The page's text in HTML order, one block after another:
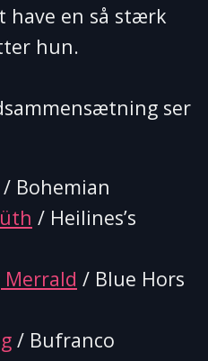
have en så stærk
hun.
ser
/ Bohemian
/ Heilines’s
Merrald / Blue Hors
/ Bufranco